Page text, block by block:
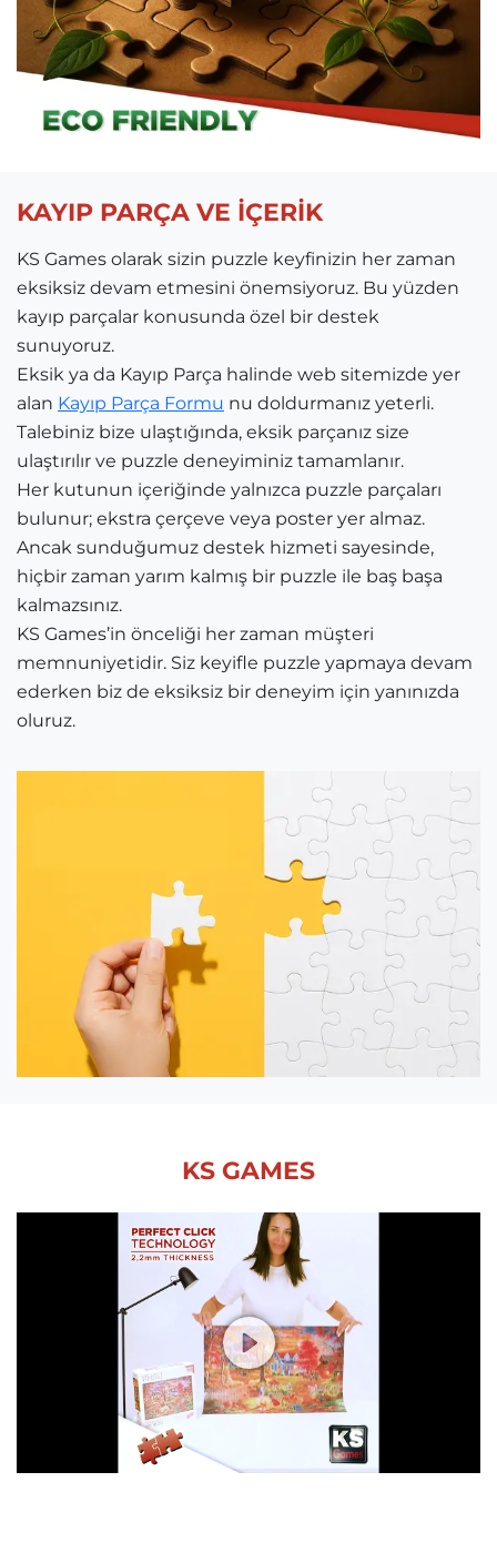
KAYIP PARÇA VE İÇERİK
KS Games olarak sizin puzzle keyfinizin her zaman
eksiksiz devam etmesini önemsiyoruz. Bu yüzden
kayıp parçalar konusunda özel bir destek
sunuyoruz.
Eksik ya da Kayıp Parça halinde web sitemizde yer
alan Kayıp Parça Formu nu doldurmanız yeterli.
Talebiniz bize ulaştığında, eksik parçanız size
ulaştırılır ve puzzle deneyiminiz tamamlanır.
Her kutunun içeriğinde yalnızca puzzle parçaları
bulunur; ekstra çerçeve veya poster yer almaz.
Ancak sunduğumuz destek hizmeti sayesinde,
hiçbir zaman yarım kalmış bir puzzle ile baş başa
kalmazsınız.
KS Games’in önceliği her zaman müşteri
memnuniyetidir. Siz keyifle puzzle yapmaya devam
ederken biz de eksiksiz bir deneyim için yanınızda
oluruz.
KS GAMES